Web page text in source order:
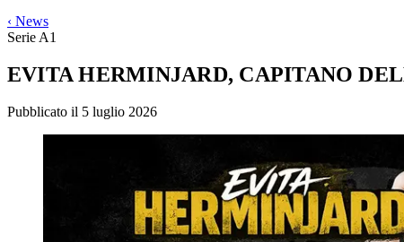
‹ News
Serie A1
EVITA HERMINJARD, CAPITANO
Pubblicato il 5 luglio 2026